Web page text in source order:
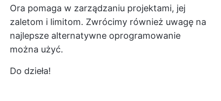
Ora pomaga w zarządzaniu projektami, jej
zaletom i limitom. Zwrócimy również uwagę na
najlepsze alternatywne oprogramowanie
można użyć.
Do dzieła!